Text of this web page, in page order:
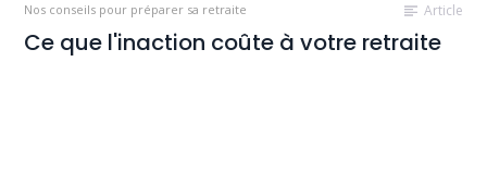
Nos conseils pour préparer sa retraite Article
Ce que l'inaction coûte à votre retraite